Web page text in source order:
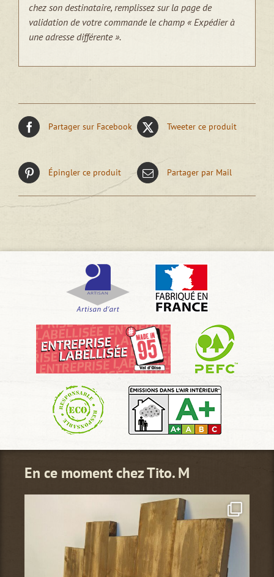
chez son destinataire, remplissez sur la page de
validation de votre commande le champ « Expédier à
une adresse différente ».
Partager sur Facebook Tweeter ce produit
Épingler ce produit Partager par Mail
En ce moment chez Tito. M